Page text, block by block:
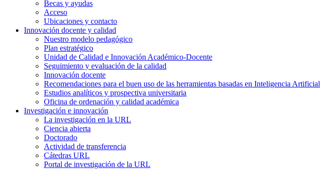
Becas y ayudas
Acceso
Ubicaciones y contacto
Innovación docente y calidad
Nuestro modelo pedagógico
Plan estratégico
Unidad de Calidad e Innovación Académico-Docente
Seguimiento y evaluación de la calidad
Innovación docente
Recomendaciones para el buen uso de las herramientas basadas en Inteligencia Artificial
Estudios analíticos y prospectiva universitaria
Oficina de ordenación y calidad académica
Investigación e innovación
La investigación en la URL
Ciencia abierta
Doctorado
Actividad de transferencia
Cátedras URL
Portal de investigación de la URL